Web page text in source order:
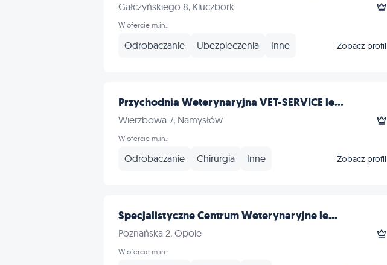
Gałczyńskiego 8, Kluczbork
W ofercie m.in.:
Odrobaczanie Ubezpieczenia Inne Zobacz profil
Przychodnia Weterynaryjna VET-SERVICE le...
Wierzbowa 7, Namysłów
W ofercie m.in.:
Odrobaczanie Chirurgia Inne Zobacz profil
Specjalistyczne Centrum Weterynaryjne le...
Poznańska 2, Opole
W ofercie m.in.: